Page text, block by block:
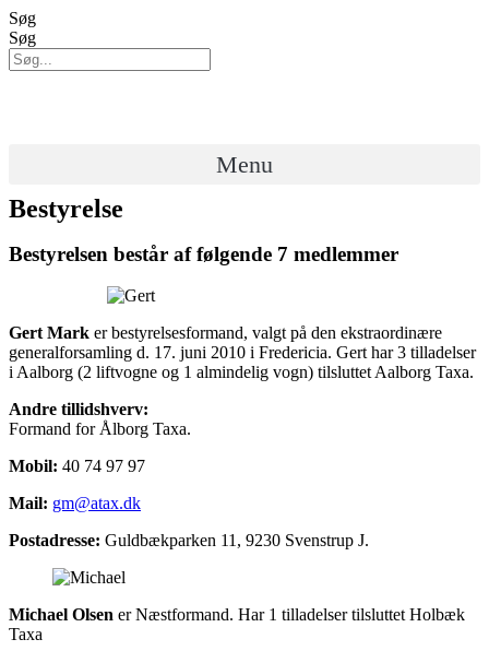
Videre
til
indhold
Søg
Søg
Menu
Bestyrelse
Bestyrelsen består af følgende 7 medlemmer
Gert Mark er bestyrelsesformand, valgt på den ekstraordinære
generalforsamling d. 17. juni 2010 i Fredericia. Gert har 3 tilladelser
i Aalborg (2 liftvogne og 1 almindelig vogn) tilsluttet Aalborg Taxa.
Andre tillidshverv:
Formand for Ålborg Taxa.
Mobil: 40 74 97 97
Mail: gm@atax.dk
Postadresse: Guldbækparken 11, 9230 Svenstrup J.
Michael Olsen er Næstformand. Har 1 tilladelser tilsluttet Holbæk
Taxa